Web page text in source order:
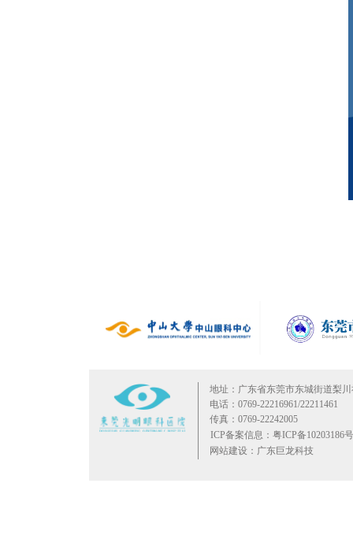
地址：广东省东莞市东城街道梨
电话：0769-22216961/22211461
传真：0769-22242005
ICP备案信息：粤ICP备10203186
网站建设：广东巨龙科技